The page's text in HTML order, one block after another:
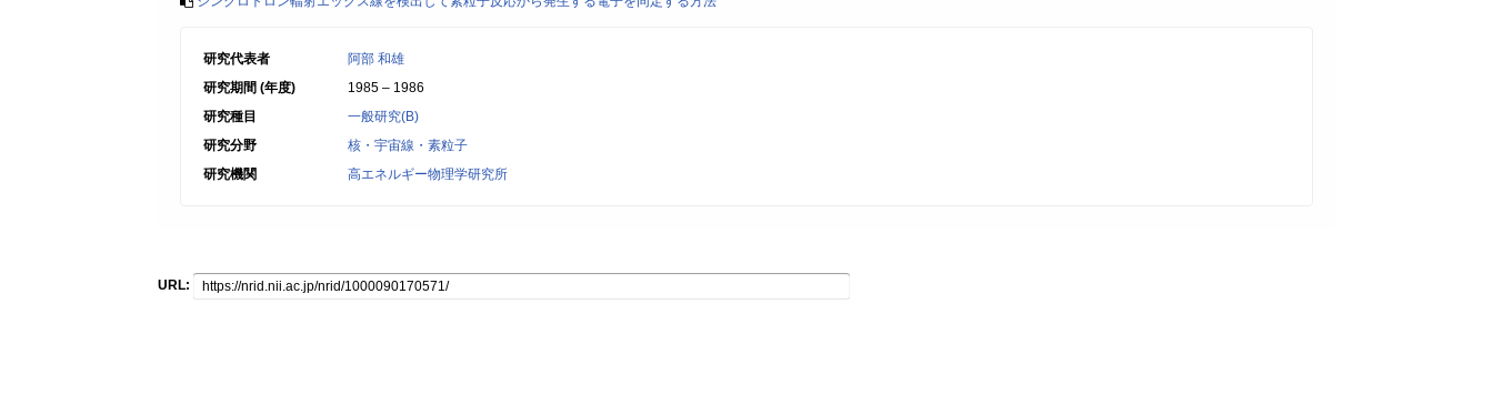
研究代表者
阿部 和雄
研究期間 (年度)
1985 – 1986
研究種目
一般研究(B)
研究分野
核・宇宙線・素粒子
研究機関
高エネルギー物理学研究所
URL: